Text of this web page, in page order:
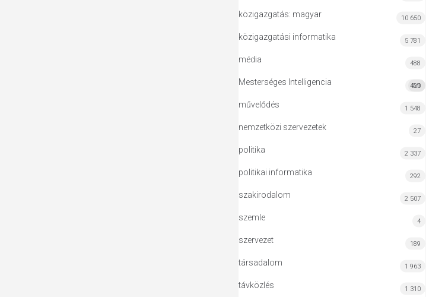
közigazgatás: magyar 10 650
közigazgatási informatika 5 781
média 488
Mesterséges Intelligencia MI
420
művelődés 1 548
nemzetközi szervezetek 27
politika 2 337
politikai informatika 292
szakirodalom 2 507
szemle 4
szervezet 189
társadalom 1 963
távközlés 1 310